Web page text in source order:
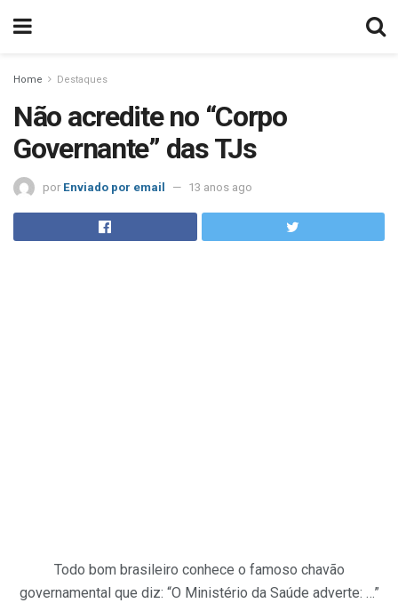
Home Destaques
Não acredite no “Corpo
Governante” das TJs
por Enviado por email 13 anos ago
Todo bom brasileiro conhece o famoso chavão
governamental que diz: “O Ministério da Saúde adverte: …”